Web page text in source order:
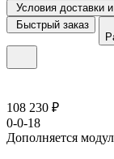
Условия доставки
Быстрый заказ
108 230 ₽
0-0-18
Дополняется